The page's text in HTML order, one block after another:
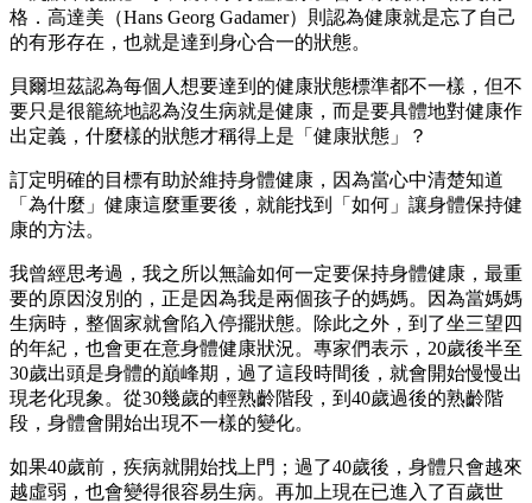
格．高達美（Hans Georg Gadamer）則認為健康就是忘了自己
的有形存在，也就是達到身心合一的狀態。
貝爾坦茲認為每個人想要達到的健康狀態標準都不一樣，但不
要只是很籠統地認為沒生病就是健康，而是要具體地對健康作
出定義，什麼樣的狀態才稱得上是「健康狀態」？
訂定明確的目標有助於維持身體健康，因為當心中清楚知道
「為什麼」健康這麼重要後，就能找到「如何」讓身體保持健
康的方法。
我曾經思考過，我之所以無論如何一定要保持身體健康，最重
要的原因沒別的，正是因為我是兩個孩子的媽媽。因為當媽媽
生病時，整個家就會陷入停擺狀態。除此之外，到了坐三望四
的年紀，也會更在意身體健康狀況。專家們表示，20歲後半至
30歲出頭是身體的巔峰期，過了這段時間後，就會開始慢慢出
現老化現象。從30幾歲的輕熟齡階段，到40歲過後的熟齡階
段，身體會開始出現不一樣的變化。
如果40歲前，疾病就開始找上門；過了40歲後，身體只會越來
越虛弱，也會變得很容易生病。再加上現在已進入了百歲世